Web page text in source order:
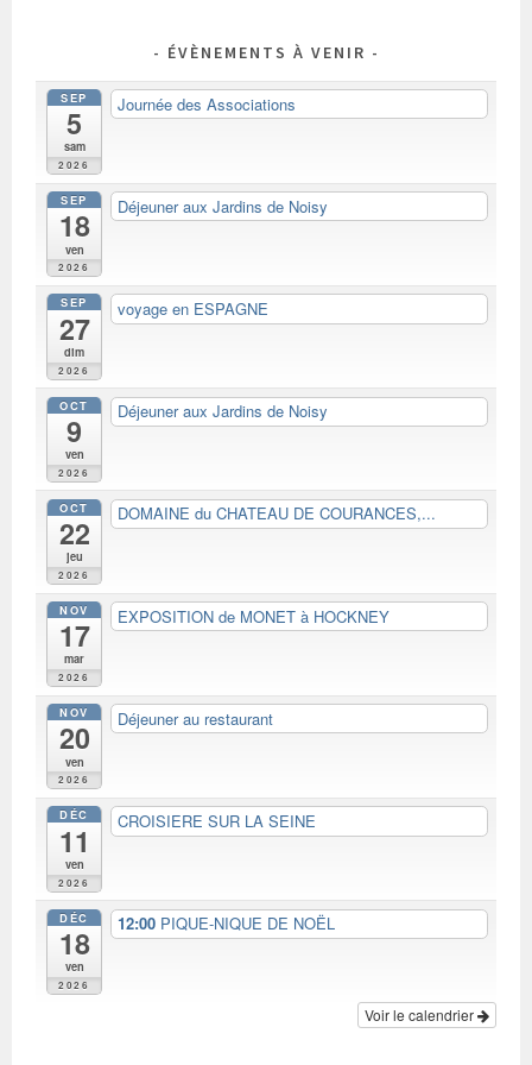
ÉVÈNEMENTS À VENIR
SEP
5
sam
2026
Journée des Associations
SEP
18
ven
2026
Déjeuner aux Jardins de Noisy
SEP
27
dim
2026
voyage en ESPAGNE
OCT
9
ven
2026
Déjeuner aux Jardins de Noisy
OCT
22
jeu
2026
DOMAINE du CHATEAU DE COURANCES,...
NOV
17
mar
2026
EXPOSITION de MONET à HOCKNEY
NOV
20
ven
2026
Déjeuner au restaurant
DÉC
11
ven
2026
CROISIERE SUR LA SEINE
DÉC
18
ven
2026
12:00 PIQUE-NIQUE DE NOËL
Voir le calendrier